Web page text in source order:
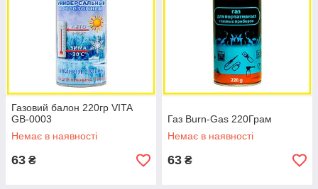
Газовий балон 220гр VITA
GB-0003
Немає в наявності
63 ₴
Газ Burn-Gas 220Грам
Немає в наявності
63 ₴